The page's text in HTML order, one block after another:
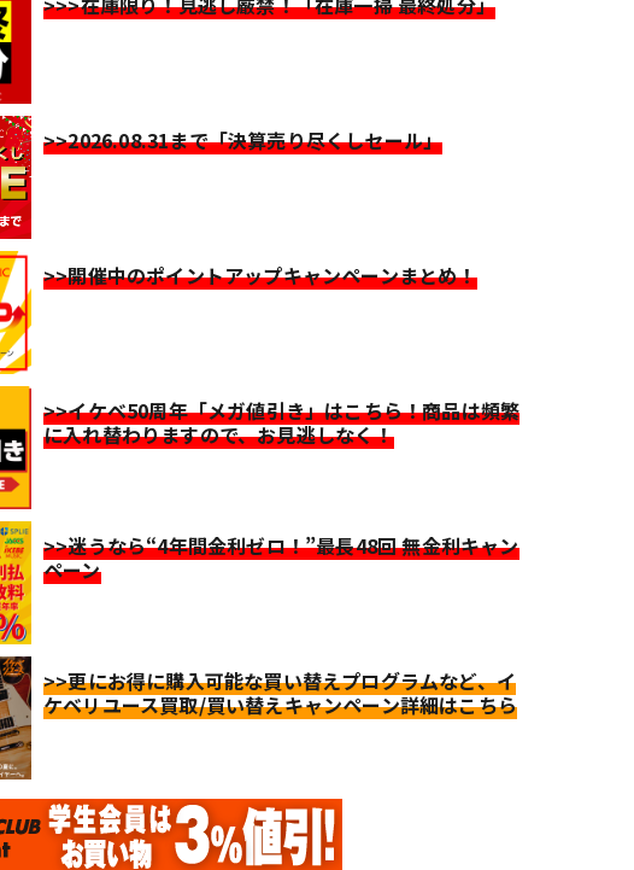
>>2026.08.31まで「決算売り尽くしセール」
>>開催中のポイントアップキャンペーンまとめ！
>>イケベ50周年「メガ値引き」はこちら！商品は頻繁
に入れ替わりますので、お見逃しなく！
>>迷うなら“4年間金利ゼロ！”最長48回 無金利キャン
ペーン
>>更にお得に購入可能な買い替えプログラムなど、イ
ケベリユース買取/買い替えキャンペーン詳細はこちら